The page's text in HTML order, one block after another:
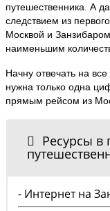
путешественника. А
следствием из
Москвой и
наименьшим
Начну отвечать на
нужна только одна
прямым рейсом из
Ресурсы
- Интернет на